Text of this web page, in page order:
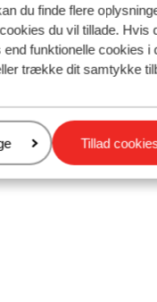
du finde flere
du vil tillade. Hvis
funktionelle cookies
trække dit samtykke
Tillad